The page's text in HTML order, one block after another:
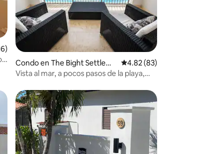
promedio: 5.0 de 5, 16 reseñas
Condo en The Bight Settleme
nt
Calificación
4.82 (83)
Vista al mar, a pocos pasos de la playa,